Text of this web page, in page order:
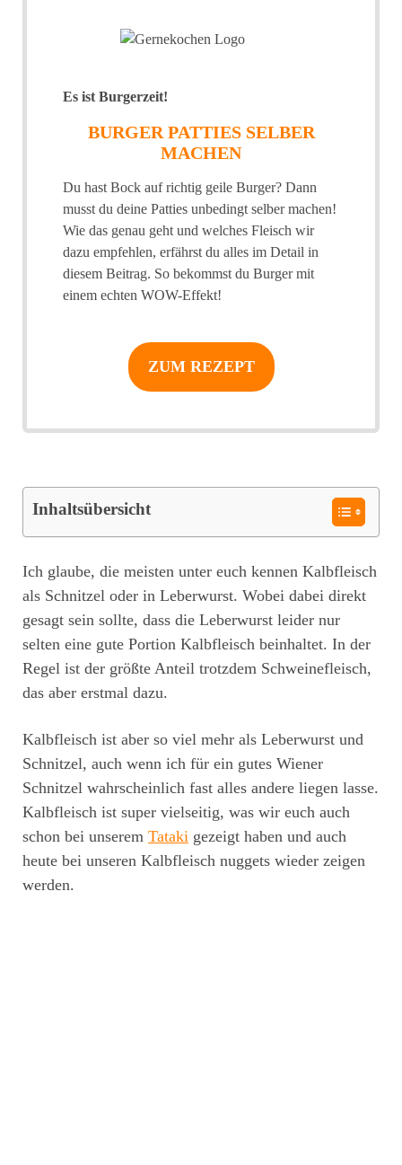
Es ist Burgerzeit!
BURGER PATTIES SELBER
MACHEN
Du hast Bock auf richtig geile Burger? Dann
musst du deine Patties unbedingt selber machen!
Wie das genau geht und welches Fleisch wir
dazu empfehlen, erfährst du alles im Detail in
diesem Beitrag. So bekommst du Burger mit
einem echten WOW-Effekt!
ZUM REZEPT
Inhaltsübersicht
Ich glaube, die meisten unter euch kennen Kalbfleisch
als Schnitzel oder in Leberwurst. Wobei dabei direkt
gesagt sein sollte, dass die Leberwurst leider nur
selten eine gute Portion Kalbfleisch beinhaltet. In der
Regel ist der größte Anteil trotzdem Schweinefleisch,
das aber erstmal dazu.
Kalbfleisch ist aber so viel mehr als Leberwurst und
Schnitzel, auch wenn ich für ein gutes Wiener
Schnitzel wahrscheinlich fast alles andere liegen lasse.
Kalbfleisch ist super vielseitig, was wir euch auch
schon bei unserem Tataki gezeigt haben und auch
heute bei unseren Kalbfleisch nuggets wieder zeigen
werden.